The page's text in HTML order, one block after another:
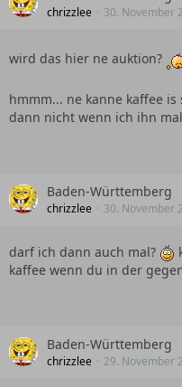
chrizzlee 30. November
wird das hier ne auktion?
hmmm... ne kanne kaffee
dann nicht wenn ich ihn
Baden-Württemberg
chrizzlee 30. November
darf ich dann auch mal?
kaffee wenn du in der
Baden-Württemberg
chrizzlee 29. November